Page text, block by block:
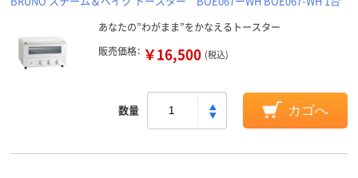
あなたの”わがまま”をかなえるトースター
販売価格： ￥16,500 (税込)
数量 カゴへ